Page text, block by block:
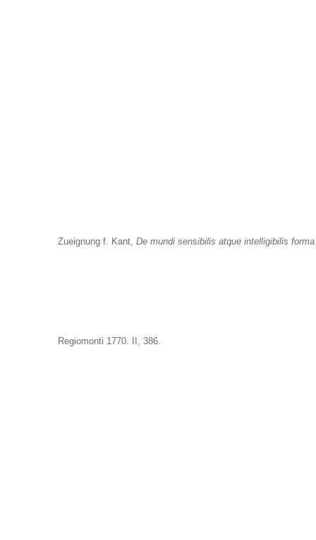
Zueignung f. Kant, De mundi sensibilis atque intelligibilis
Regiomonti 1770. II, 386.